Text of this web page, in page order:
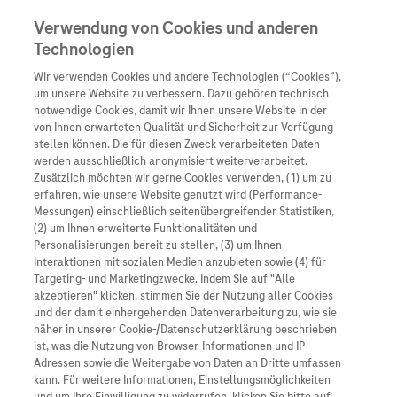
Unternehmen
Übersicht
Wer wir sind
Was uns antreibt
Unsere Standorte
Roche Stories
Events
Innovation
Übersicht
Forschung
Personalisierte
Digitalisierung
Blog Zukunftslabor
Übersicht
Unser Service für
Informationen zu
Diagnostik ist
Klinische Studien
Arzneimittel
Übersicht
Arzneimittel A-Z
Roche Pipeline
Roche Fachportal
Diagnostik
Kontakt
Presse
Karriere
Verwendung von Cookies und anderen
Technologien
Wir verwenden Cookies und andere Technologien (“Cookies”),
um unsere Website zu verbessern. Dazu gehören technisch
notwendige Cookies, damit wir Ihnen unsere Website in der
von Ihnen erwarteten Qualität und Sicherheit zur Verfügung
stellen können. Die für diesen Zweck verarbeiteten Daten
werden ausschließlich anonymisiert weiterverarbeitet.
Zusätzlich möchten wir gerne Cookies verwenden, (1) um zu
erfahren, wie unsere Website genutzt wird (Performance-
Messungen) einschließlich seitenübergreifender Statistiken,
(2) um Ihnen erweiterte Funktionalitäten und
Personalisierungen bereit zu stellen, (3) um Ihnen
Interaktionen mit sozialen Medien anzubieten sowie (4) für
Targeting- und Marketingzwecke. Indem Sie auf "Alle
akzeptieren" klicken, stimmen Sie der Nutzung aller Cookies
und der damit einhergehenden Datenverarbeitung zu, wie sie
näher in unserer Cookie-/Datenschutzerklärung beschrieben
ist, was die Nutzung von Browser-Informationen und IP-
Adressen sowie die Weitergabe von Daten an Dritte umfassen
kann. Für weitere Informationen, Einstellungsmöglichkeiten